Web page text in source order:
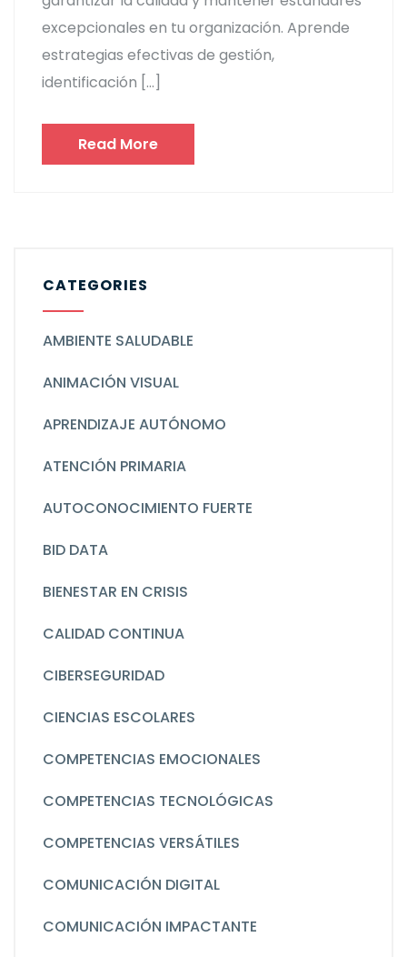
excepcionales en tu organización. Aprende
estrategias efectivas de gestión,
identificación […]
Read More
CATEGORIES
AMBIENTE SALUDABLE
ANIMACIÓN VISUAL
APRENDIZAJE AUTÓNOMO
ATENCIÓN PRIMARIA
AUTOCONOCIMIENTO FUERTE
BID DATA
BIENESTAR EN CRISIS
CALIDAD CONTINUA
CIBERSEGURIDAD
CIENCIAS ESCOLARES
COMPETENCIAS EMOCIONALES
COMPETENCIAS TECNOLÓGICAS
COMPETENCIAS VERSÁTILES
COMUNICACIÓN DIGITAL
COMUNICACIÓN IMPACTANTE